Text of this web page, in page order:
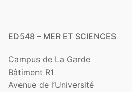
ED548 – MER ET SCIENCES
Campus de La Garde
Bâtiment R1
Avenue de l’Université